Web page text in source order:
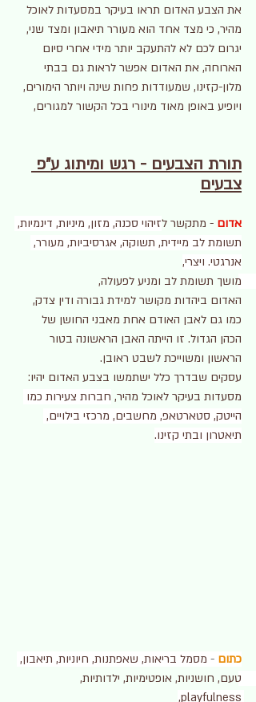
את הצבע האדום תראו בעיקר במסעדות לאוכל
מהיר, כי מצד אחד הוא מעורר תיאבון ומצד שני,
יגרום לכם לא להתעקב יותר מידי אחרי סיום
הארוחה, את האדום אפשר לראות גם בבתי
מלון-קזינו, שמעודדות פחות שינה ויותר הימורים,
ויופיע באופן מאוד מינורי בכל הקשור למגורים,
תורת הצבעים - רגש ומיתוג ע"פ
צבעים
אדום - מתקשר לזיהוי סכנה, מזון, מיניות, דינמיות,
תשומת לב מיידית, תשוקה, אגרסיביות, מעורר,
אנרגטי. ויצרי,
מושך תשומת לב ומניע לפעולה,
האדום ביהדות מקושר למידת גבורה ודין צדק,
כמו גם לאבן האודם אחת מאבני החושן של
הכהן הגדול. זו הייתה האבן הראשונה בטור
הראשון ומשוייכת לשבט ראובן.
עסקים שבדרך כלל ישתמשו בצבע האדום יהיו:
מסעדות בעיקר לאוכל מהיר, חברות צעירות כמו
הייטק, סטארטאפ, מחשבים, מרכזי בילויים,
תיאטרון ובתי קזינו.
כתום - מסמל בריאות, שאפתנות, חיוניות, תיאבון,
טעם, חושניות, אופטימיות, ילדותיות,
playfulness,